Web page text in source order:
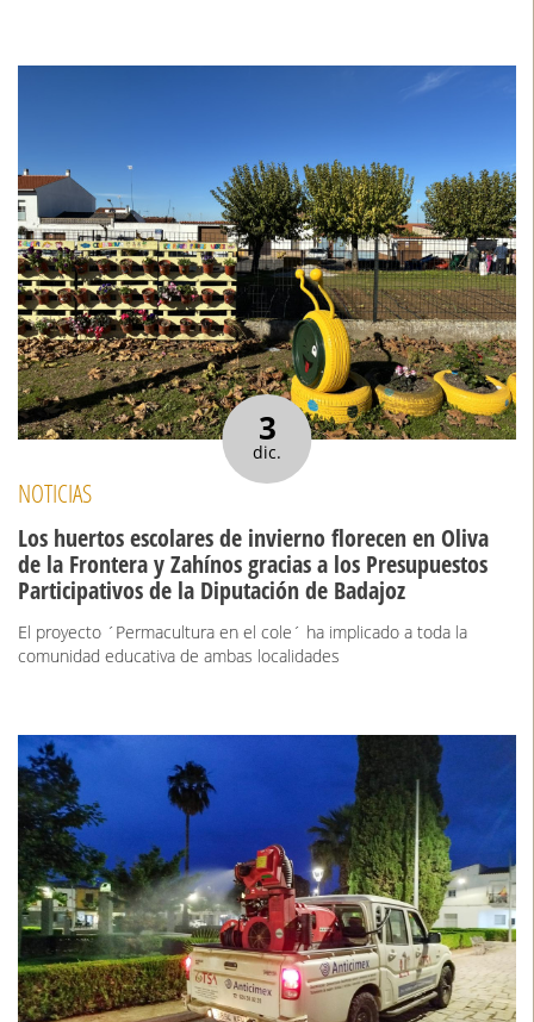
3
dic.
NOTICIAS
Los huertos escolares de invierno florecen en Oliva
de la Frontera y Zahínos gracias a los Presupuestos
Participativos de la Diputación de Badajoz
El proyecto ´Permacultura en el cole´ ha implicado a toda la
comunidad educativa de ambas localidades